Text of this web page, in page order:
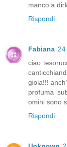
manco a
Rispondi
Fabiana
ciao
gioia!!!
profuma
omini sono
Rispondi